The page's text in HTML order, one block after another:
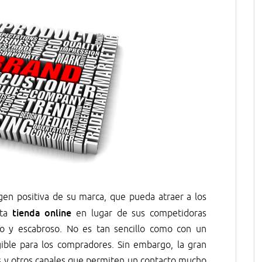
positiva de su marca, que pueda atraer a los
tienda online en lugar de sus competidoras
y escabroso. No es tan sencillo como con un
para los compradores. Sin embargo, la gran